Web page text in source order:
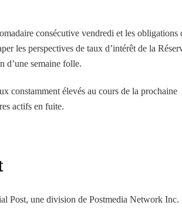
consécutive vendredi et les obligations
les perspectives de taux d’intérêt de la
d’une semaine folle.
constamment élevés au cours de la prochaine
actifs en fuite.
Post, une division de Postmedia Network Inc.